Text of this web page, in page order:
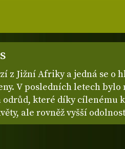
z Jižní Afriky a jedná se o
V posledních letech bylo
odrůd, které díky cílenému
ale rovněž vyšší